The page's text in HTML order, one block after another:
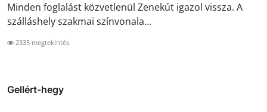
Minden foglalást közvetlenül Zenekút igazol vissza. A
szálláshely szakmai színvonala...
2335 megtekintés
Gellért-hegy